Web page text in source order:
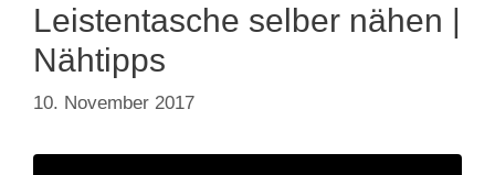
Leistentasche selber nähen |
Nähtipps
10. November 2017